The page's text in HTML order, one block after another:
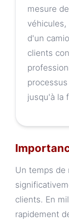
mesure
d'un
clients
jusqu'à la
Un temps de
clients. En
rapidement